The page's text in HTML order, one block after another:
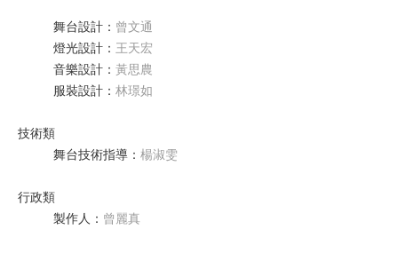
舞台設計 ： 曾文通
燈光設計 ： 王天宏
音樂設計 ： 黃思農
服裝設計 ： 林璟如
技術類
舞台技術指導 ： 楊淑雯
行政類
製作人 ： 曾麗真